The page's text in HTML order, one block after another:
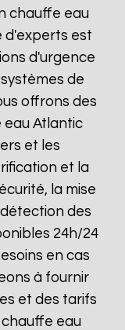
chauffe eau
d'experts est
d'urgence
de
offrons des
Atlantic
et les
et la
la mise
des
24h/24
en cas
à fournir
et des tarifs
eau